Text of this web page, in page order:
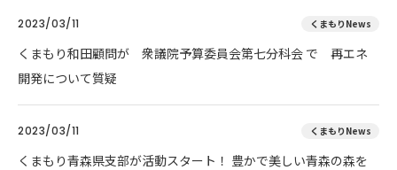
2023/03/11 くまもりNews
くまもり和田顧問が 衆議院予算委員会第七分科会 で 再エネ
開発について質疑
2023/03/11 くまもりNews
くまもり青森県支部が活動スタート！ 豊かで美しい青森の森を